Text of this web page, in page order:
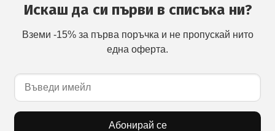
Искаш да си първи в списъка ни?
Вземи -15% за първа поръчка и не пропускай нито
една оферта.
Абонирай се